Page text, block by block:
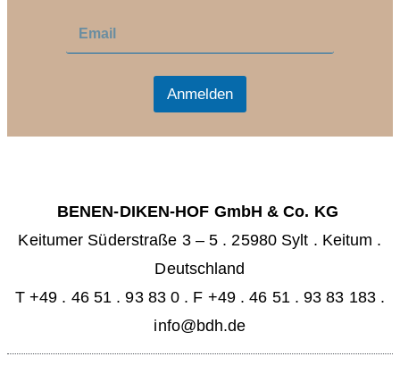
a
Anmelden
BENEN-DIKEN-HOF GmbH & Co. KG
Keitumer Süderstraße 3 – 5 . 25980 Sylt . Keitum .
Deutschland
T +49 . 46 51 . 93 83 0 . F +49 . 46 51 . 93 83 183 .
info@bdh.de